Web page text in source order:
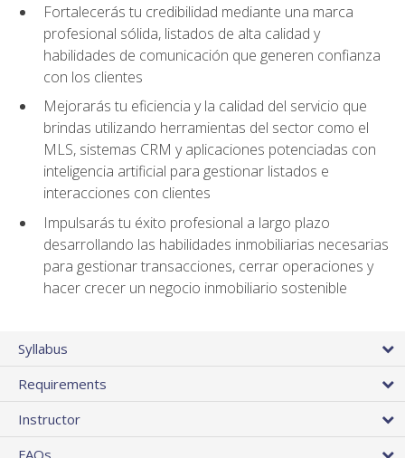
Fortalecerás tu credibilidad mediante una marca
profesional sólida, listados de alta calidad y
habilidades de comunicación que generen confianza
con los clientes
Mejorarás tu eficiencia y la calidad del servicio que
brindas utilizando herramientas del sector como el
MLS, sistemas CRM y aplicaciones potenciadas con
inteligencia artificial para gestionar listados e
interacciones con clientes
Impulsarás tu éxito profesional a largo plazo
desarrollando las habilidades inmobiliarias necesarias
para gestionar transacciones, cerrar operaciones y
hacer crecer un negocio inmobiliario sostenible
Syllabus
Requirements
Instructor